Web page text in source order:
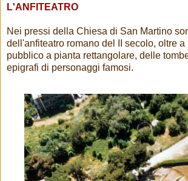
L'ANFITEATRO
Nei pressi della Chiesa di San Martino
dell'anfiteatro romano del II secolo, oltre
pubblico a pianta rettangolare, delle
epigrafi di personaggi famosi.